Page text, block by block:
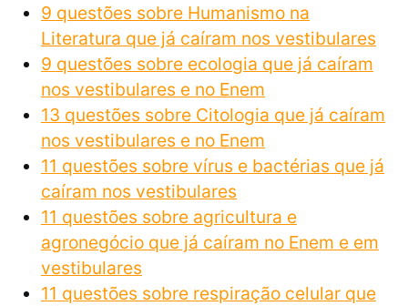
9 questões sobre Humanismo na
Literatura que já caíram nos vestibulares
9 questões sobre ecologia que já caíram
nos vestibulares e no Enem
13 questões sobre Citologia que já caíram
nos vestibulares e no Enem
11 questões sobre vírus e bactérias que já
caíram nos vestibulares
11 questões sobre agricultura e
agronegócio que já caíram no Enem e em
vestibulares
11 questões sobre respiração celular que